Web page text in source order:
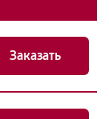
Заказать